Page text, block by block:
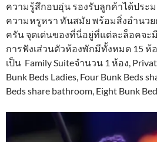
ความรู้สึกอบอุ่น รองรับลูกค้าได้ประม
ความหรูหรา ทันสมัย พร้อมสิ่งอำนว
ครัน จุดเด่นของที่นี่อยู่ที่แต่ละล็อคจ
การฟังเส่วนตัวห้องพักมีทั้งหมด 15 ห้
เป็น Family Suiteจำนวน 1 ห้อง,
Bunk Beds Ladies, Four Bunk Beds
Beds share bathroom, Eight Bunk